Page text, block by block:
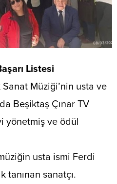
Listesi
Sanat Müziği’nin usta ve
Beşiktaş Çınar TV
yönetmiş ve ödül
usta ismi Ferdi
tanınan sanatçı.